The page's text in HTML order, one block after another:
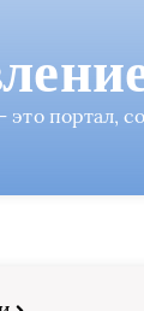
это портал,